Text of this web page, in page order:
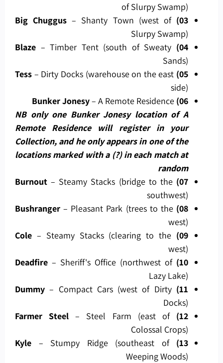
of Slurpy Swamp)
03) Big Chuggus
– Shanty Town (west of
Slurpy Swamp)
04) Blaze
– Timber Tent (south of Sweaty
Sands)
05) Tess
– Dirty Docks (warehouse on the east
side)
06) Bunker Jonesy
– A Remote Residence
NB only one Bunker Jonesy location of A
Remote Residence will register in your
Collection, and he only appears in one of the
locations marked with a (?) in each match at
random
07) Burnout
– Steamy Stacks (bridge to the
southwest)
08) Bushranger
– Pleasant Park (trees to the
west)
09) Cole
– Steamy Stacks (clearing to the
west)
10) Deadfire
– Sheriff's Office (northwest of
Lazy Lake)
11) Dummy
– Compact Cars (west of Dirty
Docks)
12) Farmer Steel
– Steel Farm (east of
Colossal Crops)
13) Kyle
– Stumpy Ridge (southeast of
Weeping Woods)